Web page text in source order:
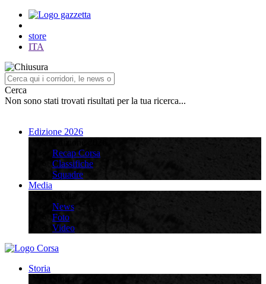
store
ITA
Cerca
Non sono stati trovati risultati per la tua ricerca...
Edizione 2026
Recap Corsa
Classifiche
Squadre
Media
News
Foto
Video
Storia